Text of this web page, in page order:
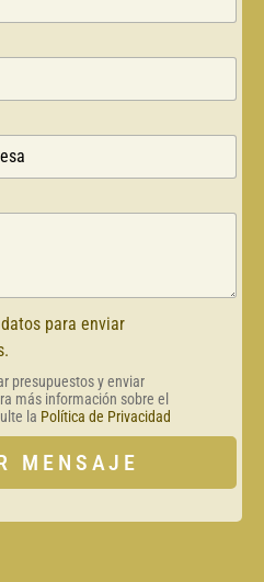
para enviar
presupuestos y enviar
más información sobre el
la Política de Privacidad
MENSAJE